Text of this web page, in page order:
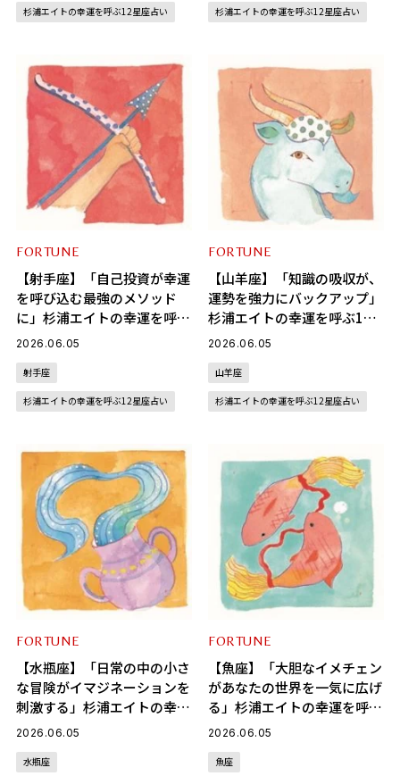
杉浦エイトの幸運を呼ぶ12星座占い 杉浦エイトの幸運を呼ぶ12星座占い
FORTUNE
【射手座】「自己投資が幸運
を呼び込む最強のメソッド
に」杉浦エイトの幸運を呼ぶ
12星座占い（6/5～7/6）
2026.06.05
射手座
杉浦エイトの幸運を呼ぶ12星座占い
FORTUNE
【山羊座】「知識の吸収が、
運勢を強力にバックアップ」
杉浦エイトの幸運を呼ぶ12
星座占い（6/5～7/6）
2026.06.05
山羊座
杉浦エイトの幸運を呼ぶ12星座占い
FORTUNE
【水瓶座】「日常の中の小さ
な冒険がイマジネーションを
刺激する」杉浦エイトの幸運
を呼ぶ12星座占い（6/5～
2026.06.05
水瓶座
FORTUNE
【魚座】「大胆なイメチェン
があなたの世界を一気に広げ
る」杉浦エイトの幸運を呼ぶ
12星座占い（6/5～7/6）
2026.06.05
魚座